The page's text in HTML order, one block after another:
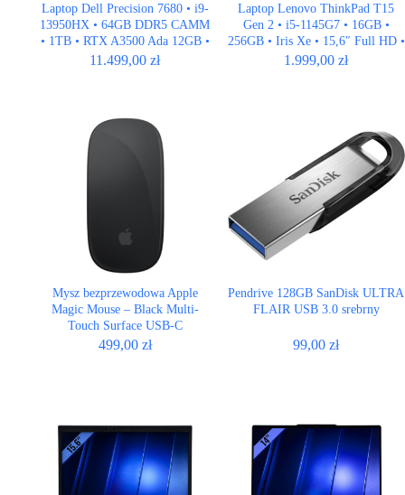
Laptop Dell Precision 7680 • i9-
13950HX • 64GB DDR5 CAMM
• 1TB • RTX A3500 Ada 12GB •
16″ FHD+
11.499,00zł
Laptop Lenovo ThinkPad T15
Gen 2 • i5-1145G7 • 16GB •
256GB • Iris Xe • 15,6″ Full HD •
QWERTY US
1.999,00zł
Mysz bezprzewodowa Apple
Magic Mouse – Black Multi-
Touch Surface USB-C
499,00 zł
Pendrive 128GB SanDisk ULTRA
FLAIR USB 3.0 srebrny
99,00zł